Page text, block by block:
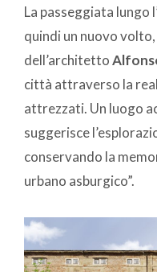
La passeggiata lungo
quindi un nuovo
dell’architetto
città attraverso la
attrezzati. Un luogo
suggerisce
conservando la
urbano asburgico”.